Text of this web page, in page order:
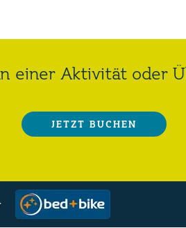
einer Aktivität oder
JETZT BUCHEN